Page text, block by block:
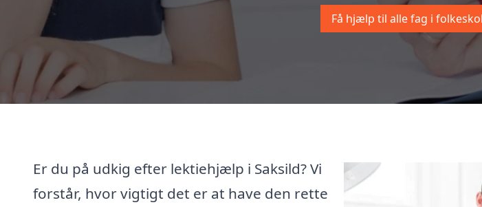
Få hjælp til alle fag i
Er du på udkig efter lektiehjælp i Saksild? Vi
forstår, hvor vigtigt det er at have den rette